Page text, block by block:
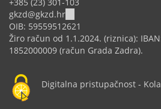
gkzd@gkzd.hr
sends
e-
mail)
OIB: 59559512621
Žiro račun od 1.1.2024. (riznica):
1852000009 (račun Grada Zadra).
Digitalna pristupačnost -